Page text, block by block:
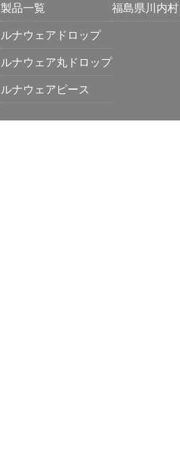
製品一覧
ルナウェアドロップ
ルナウェア丸ドロップ
ルナウェアピース
福島県川内村